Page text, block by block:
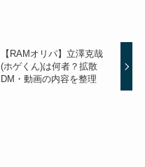
【RAMオリパ】立澤克哉
(ホゲくん)は何者？拡散
DM・動画の内容を整理